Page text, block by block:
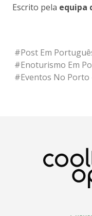
Escrito pela equipa
#Post Em
#Enoturismo Em
#Eventos No Porto